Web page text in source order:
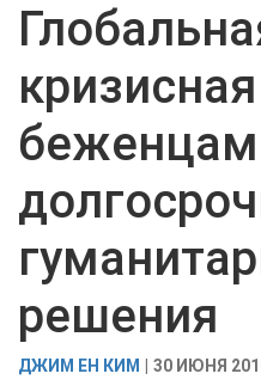
решения
ДЖИМ ЕН КИМ 30 ИЮНЯ